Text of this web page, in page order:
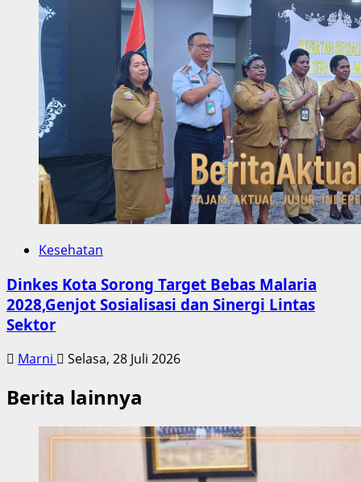
Kesehatan
Dinkes Kota Sorong Target Bebas Malaria
2028,Genjot Sosialisasi dan Sinergi Lintas
Sektor
Marni Selasa, 28 Juli 2026
Berita lainnya